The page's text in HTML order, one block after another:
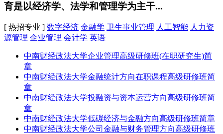
育是以经济学、法学和管理学为主干...
[ 热招专业 ] 数字经济 金融学 卫生事业管理 人工智能 人力资
源管理 企业管理 会计学 英语
中南财经政法大学企业管理高级研修班(在职研究生)简
章
中南财经政法大学金融统计方向在职课程高级研修班简
章
中南财经政法大学投融资与资本运营方向高级研修班简
章
中南财经政法大学低碳经济与金融方向高级研修班简章
中南财经政法大学公司金融与财务管理方向高级研修班